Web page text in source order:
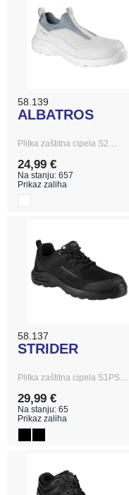
58.139
ALBATROS
Plitka zaštitna cipela S2…
24,99 €
Na stanju: 657
Prikaz zaliha
58.137
STRIDER
Plitka zaštitna cipela S1PS…
29,99 €
Na stanju: 65
Prikaz zaliha